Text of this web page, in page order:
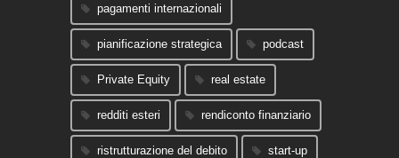
pagamenti internazionali
pianificazione strategica podcast
Private Equity real estate
redditi esteri rendiconto finanziario
ristrutturazione del debito start-up